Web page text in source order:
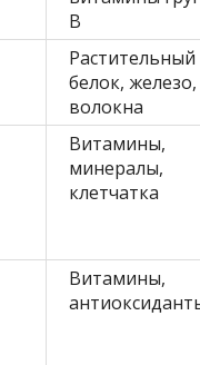
B
Растительный
белок, железо,
волокна
Витамины,
минералы,
клетчатка
Витамины,